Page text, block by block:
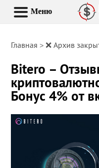
Главная >❌ Архив
Bitero –
Бонус 4% от
Меню